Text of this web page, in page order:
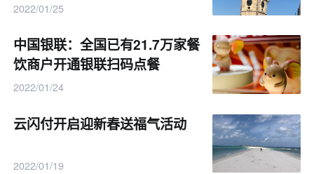
2022/01/25
中国银联：全国已有21.7万家餐
饮商户开通银联扫码点餐
2022/01/24
云闪付开启迎新春送福气活动
2022/01/19